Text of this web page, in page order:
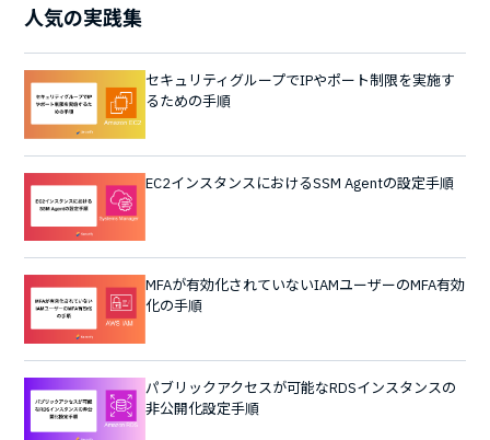
人気の実践集
セキュリティグループでIPやポート制限を実施す
るための手順
EC2インスタンスにおけるSSM Agentの設定手順
MFAが有効化されていないIAMユーザーのMFA有効
化の手順
パブリックアクセスが可能なRDSインスタンスの
非公開化設定手順